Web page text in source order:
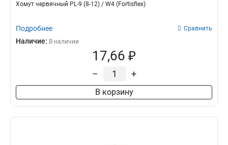
Хомут червячный PL-9 (8-12) / W4 (Fortisflex)
Подробнее Сравнить
Наличие: В наличии
17,66 ₽
– +
В корзину